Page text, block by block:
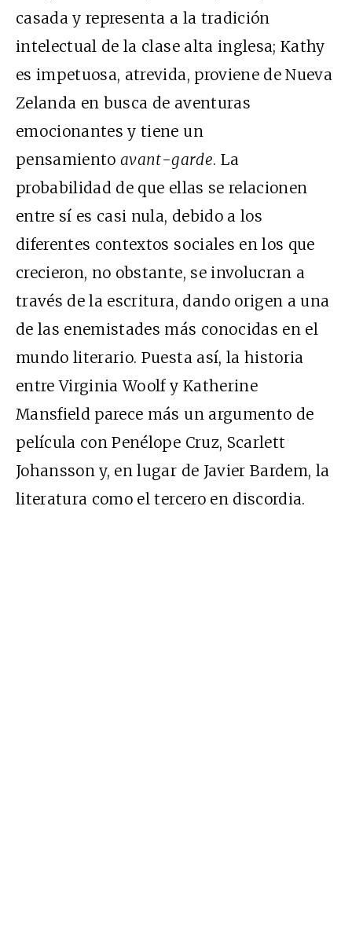
casada y representa a la tradición
intelectual de la clase alta inglesa; Kathy
es impetuosa, atrevida, proviene de Nueva
Zelanda en busca de aventuras
emocionantes y tiene un
pensamientoavant-garde. La
probabilidad de que ellas se relacionen
entre sí es casi nula, debido a los
diferentes contextos sociales en los que
crecieron, no obstante, se involucran a
través de la escritura, dando origen a una
de las enemistades más conocidas en el
mundo literario. Puesta así, la historia
entre Virginia Woolf y Katherine
Mansfield parece más un argumento de
película con Penélope Cruz, Scarlett
Johansson y, en lugar de Javier Bardem, la
literatura como el tercero en discordia.